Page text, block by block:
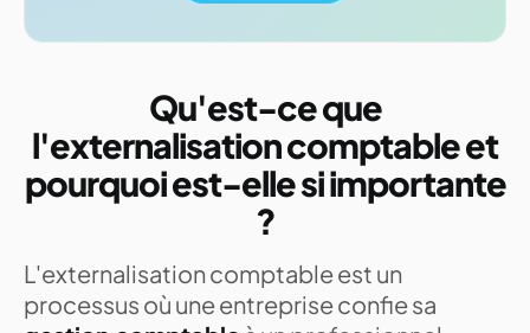
Qu'est-ce que
l'externalisation comptable et
pourquoi est-elle si importante
?
L'externalisation comptable est un
processus où une entreprise confie sa